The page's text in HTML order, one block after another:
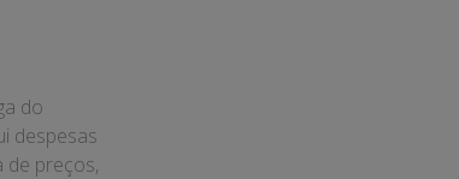
do
despesas
de preços,